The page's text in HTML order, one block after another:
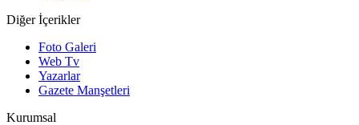
Diğer İçerikler
Foto Galeri
Web Tv
Yazarlar
Gazete Manşetleri
Kurumsal